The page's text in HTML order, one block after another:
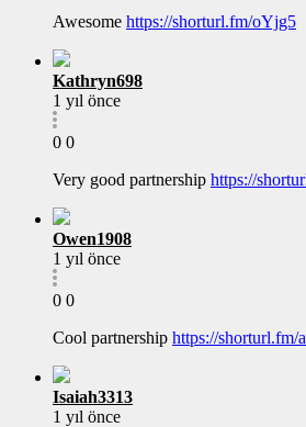
Awesome https://shorturl.fm/oYjg5
Kathryn698
1 yıl önce
0 0
Very good partnership https://
Owen1908
1 yıl önce
0 0
Cool partnership https://shorturl.fm/
Isaiah3313
1 yıl önce